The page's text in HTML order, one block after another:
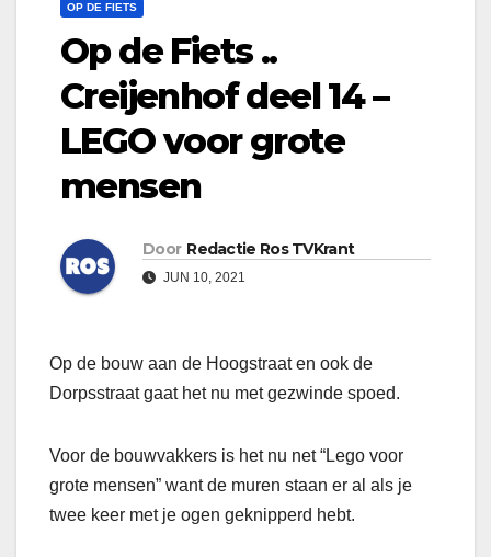
OP DE FIETS
Op de Fiets ..
Creijenhof deel 14 –
LEGO voor grote
mensen
Door Redactie Ros TVKrant
JUN 10, 2021
Op de bouw aan de Hoogstraat en ook de
Dorpsstraat gaat het nu met gezwinde spoed.
Voor de bouwvakkers is het nu net “Lego voor
grote mensen” want de muren staan er al als je
twee keer met je ogen geknipperd hebt.